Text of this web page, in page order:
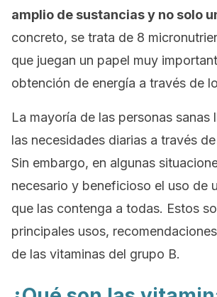
amplio de sustancias y no solo
concreto, se trata de 8
que juegan un papel muy
obtención de energía a través de
La mayoría de las personas sanas
las necesidades diarias a través
Sin embargo, en algunas
necesario y beneficioso el uso de
que las contenga a todas. Estos
principales usos,
de las vitaminas del grupo B.